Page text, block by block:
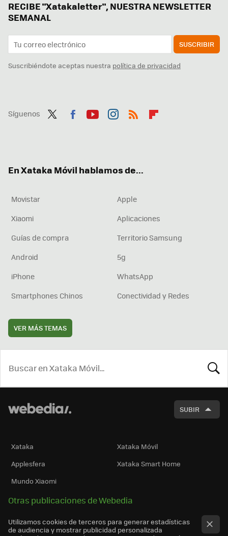
RECIBE "Xatakaletter", NUESTRA NEWSLETTER
SEMANAL
SUSCRIBIR
Suscribiéndote aceptas nuestra política de privacidad
Síguenos
En Xataka Móvil hablamos de...
Movistar
Apple
Xiaomi
Aplicaciones
Guías de compra
Territorio Samsung
Android
5g
iPhone
WhatsApp
Smartphones Chinos
Conectividad y Redes
VER MÁS TEMAS
SUBIR
Xataka
Xataka Móvil
Applesfera
Xataka Smart Home
Mundo Xiaomi
Otras publicaciones de Webedia
Utilizamos cookies de terceros para generar estadísticas
de audiencia y mostrar publicidad personalizada